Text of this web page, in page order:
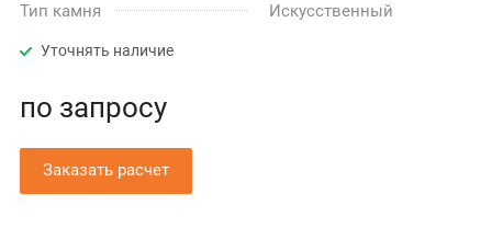
Тип камня
Искусственный
Уточнять наличие
по запросу
Заказать расчет